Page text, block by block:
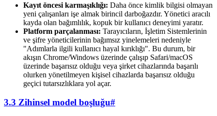
Kayıt öncesi karmaşıklığı: Daha önce kimlik bilgisi olmayan
yeni çalışanları işe almak birincil darboğazdır. Yönetici aracılı
kayda olan bağımlılık, kopuk bir kullanıcı deneyimi yaratır.
Platform parçalanması: Tarayıcıların, İşletim Sistemlerinin
ve şifre yöneticilerinin bağımsız yinelemeleri nedeniyle
"Adımlarla ilgili kullanıcı hayal kırıklığı". Bu durum, bir
akışın Chrome/Windows üzerinde çalışıp Safari/macOS
üzerinde başarısız olduğu veya şirket cihazlarında başarılı
olurken yönetilmeyen kişisel cihazlarda başarısız olduğu
geçici tutarsızlıklara yol açar.
3.3 Zihinsel model boşluğu#